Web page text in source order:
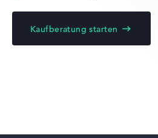
Lenovo Yoga
Kaufberatung starten